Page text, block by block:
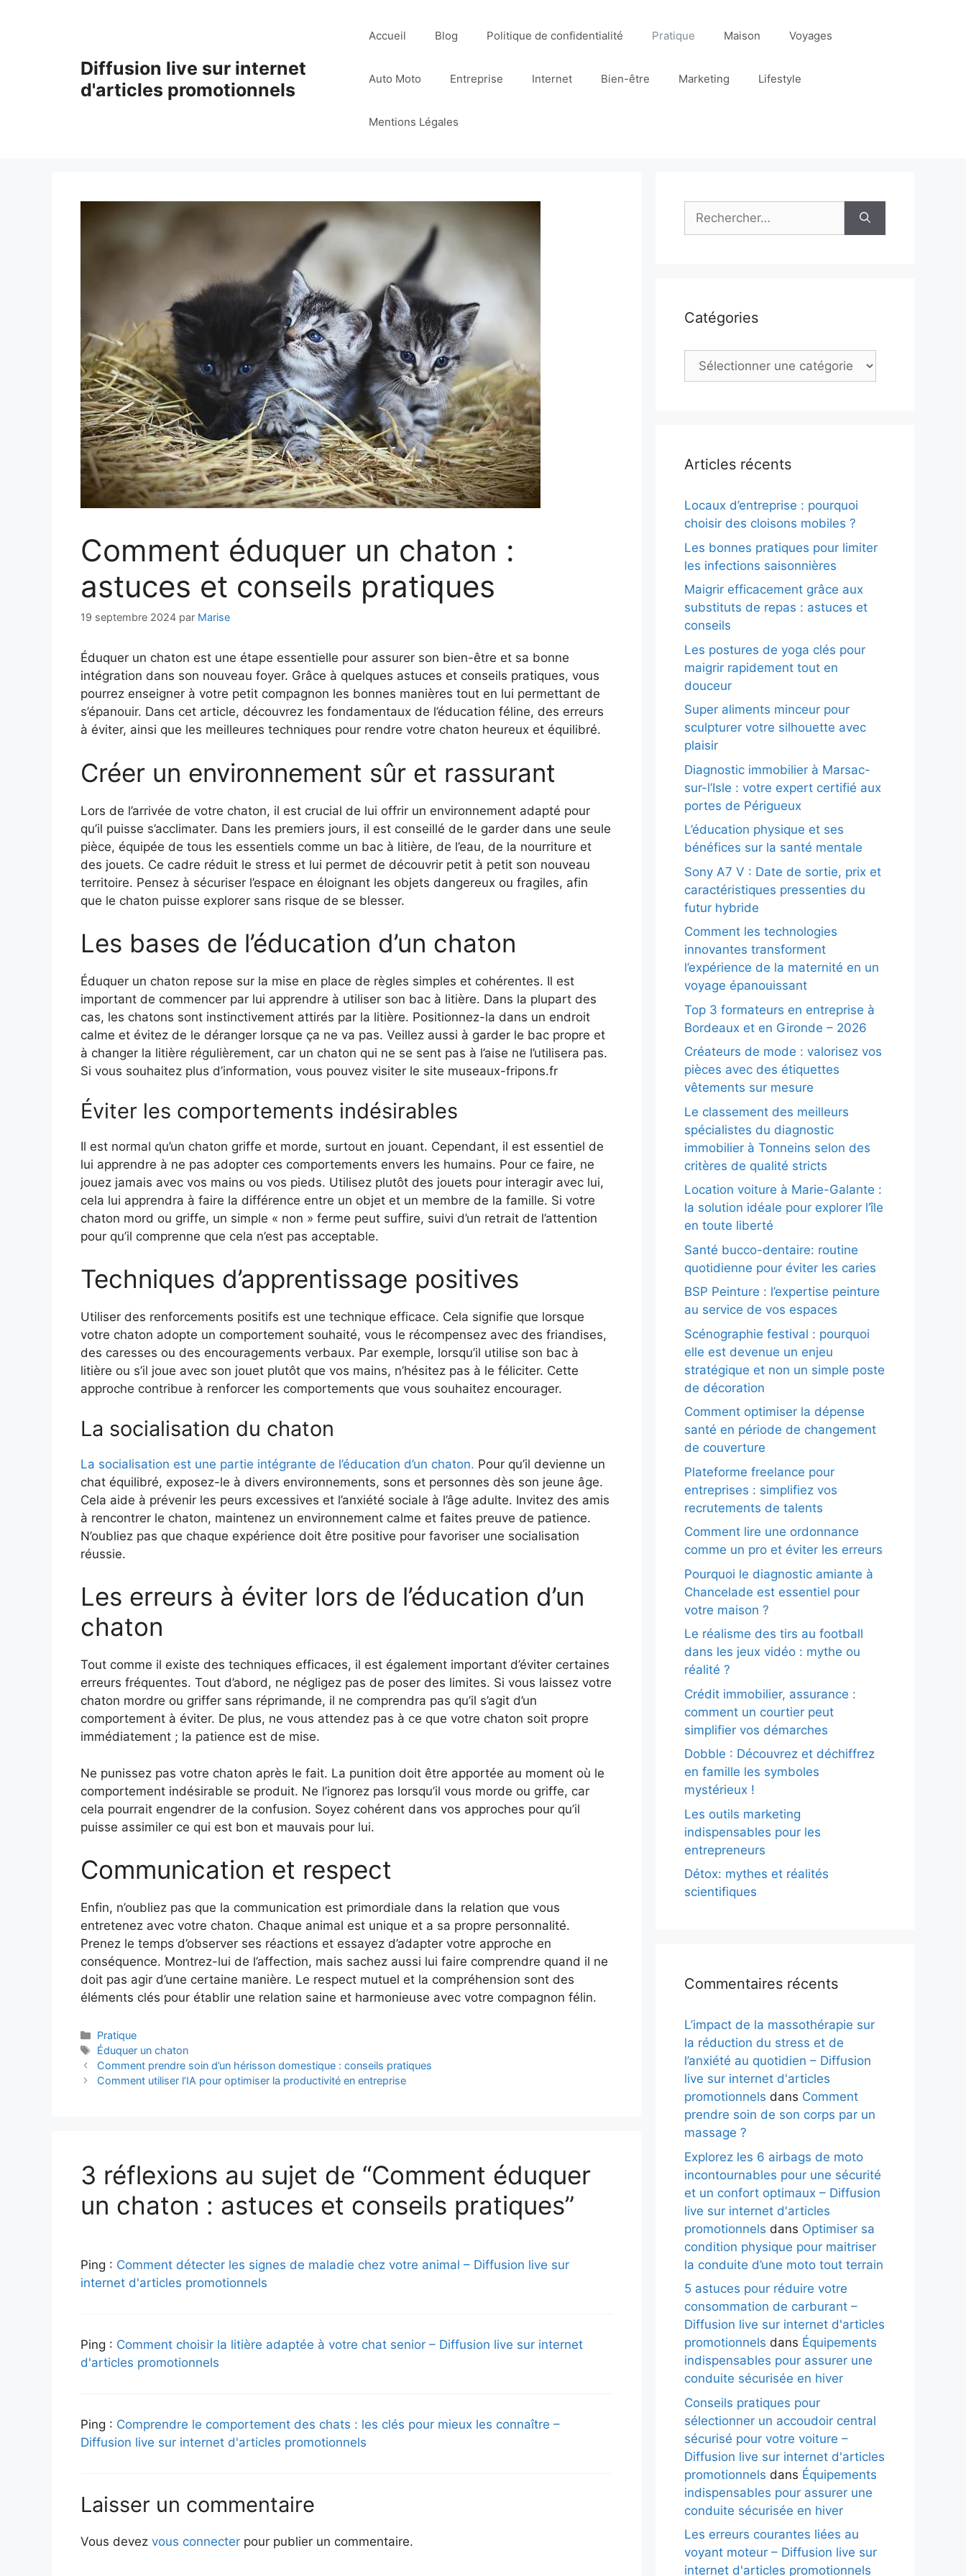
Diffusion live sur internet
d'articles promotionnels
Accueil Blog Politique de confidentialité Pratique Maison Voyages
Auto Moto Entreprise Internet Bien-être Marketing Lifestyle
Mentions Légales
Comment éduquer un chaton :
astuces et conseils pratiques
19 septembre 2024 par Marise
Éduquer un chaton est une étape essentielle pour assurer son bien-être et sa bonne
intégration dans son nouveau foyer. Grâce à quelques astuces et conseils pratiques, vous
pourrez enseigner à votre petit compagnon les bonnes manières tout en lui permettant de
s’épanouir. Dans cet article, découvrez les fondamentaux de l’éducation féline, des erreurs
à éviter, ainsi que les meilleures techniques pour rendre votre chaton heureux et équilibré.
Créer un environnement sûr et rassurant
Lors de l’arrivée de votre chaton, il est crucial de lui offrir un environnement adapté pour
qu’il puisse s’acclimater. Dans les premiers jours, il est conseillé de le garder dans une seule
pièce, équipée de tous les essentiels comme un bac à litière, de l’eau, de la nourriture et
des jouets. Ce cadre réduit le stress et lui permet de découvrir petit à petit son nouveau
territoire. Pensez à sécuriser l’espace en éloignant les objets dangereux ou fragiles, afin
que le chaton puisse explorer sans risque de se blesser.
Les bases de l’éducation d’un chaton
Éduquer un chaton repose sur la mise en place de règles simples et cohérentes. Il est
important de commencer par lui apprendre à utiliser son bac à litière. Dans la plupart des
cas, les chatons sont instinctivement attirés par la litière. Positionnez-la dans un endroit
calme et évitez de le déranger lorsque ça ne va pas. Veillez aussi à garder le bac propre et
à changer la litière régulièrement, car un chaton qui ne se sent pas à l’aise ne l’utilisera pas.
Si vous souhaitez plus d’information, vous pouvez visiter le site museaux-fripons.fr
Éviter les comportements indésirables
Il est normal qu’un chaton griffe et morde, surtout en jouant. Cependant, il est essentiel de
lui apprendre à ne pas adopter ces comportements envers les humains. Pour ce faire, ne
jouez jamais avec vos mains ou vos pieds. Utilisez plutôt des jouets pour interagir avec lui,
cela lui apprendra à faire la différence entre un objet et un membre de la famille. Si votre
chaton mord ou griffe, un simple « non » ferme peut suffire, suivi d’un retrait de l’attention
pour qu’il comprenne que cela n’est pas acceptable.
Techniques d’apprentissage positives
Utiliser des renforcements positifs est une technique efficace. Cela signifie que lorsque
votre chaton adopte un comportement souhaité, vous le récompensez avec des friandises,
des caresses ou des encouragements verbaux. Par exemple, lorsqu’il utilise son bac à
litière ou s’il joue avec son jouet plutôt que vos mains, n’hésitez pas à le féliciter. Cette
approche contribue à renforcer les comportements que vous souhaitez encourager.
La socialisation du chaton
La socialisation est une partie intégrante de l’éducation d’un chaton. Pour qu’il devienne un
chat équilibré, exposez-le à divers environnements, sons et personnes dès son jeune âge.
Cela aide à prévenir les peurs excessives et l’anxiété sociale à l’âge adulte. Invitez des amis
à rencontrer le chaton, maintenez un environnement calme et faites preuve de patience.
N’oubliez pas que chaque expérience doit être positive pour favoriser une socialisation
réussie.
Les erreurs à éviter lors de l’éducation d’un
chaton
Tout comme il existe des techniques efficaces, il est également important d’éviter certaines
erreurs fréquentes. Tout d’abord, ne négligez pas de poser des limites. Si vous laissez votre
chaton mordre ou griffer sans réprimande, il ne comprendra pas qu’il s’agit d’un
comportement à éviter. De plus, ne vous attendez pas à ce que votre chaton soit propre
immédiatement ; la patience est de mise.
Ne punissez pas votre chaton après le fait. La punition doit être apportée au moment où le
comportement indésirable se produit. Ne l’ignorez pas lorsqu’il vous morde ou griffe, car
cela pourrait engendrer de la confusion. Soyez cohérent dans vos approches pour qu’il
puisse assimiler ce qui est bon et mauvais pour lui.
Communication et respect
Enfin, n’oubliez pas que la communication est primordiale dans la relation que vous
entretenez avec votre chaton. Chaque animal est unique et a sa propre personnalité.
Prenez le temps d’observer ses réactions et essayez d’adapter votre approche en
conséquence. Montrez-lui de l’affection, mais sachez aussi lui faire comprendre quand il ne
doit pas agir d’une certaine manière. Le respect mutuel et la compréhension sont des
éléments clés pour établir une relation saine et harmonieuse avec votre compagnon félin.
Catégories
Pratique
Étiquettes
Éduquer un chaton
Comment prendre soin d’un hérisson domestique : conseils pratiques
Comment utiliser l’IA pour optimiser la productivité en entreprise
3 réflexions au sujet de “Comment éduquer
un chaton : astuces et conseils pratiques”
Ping : Comment détecter les signes de maladie chez votre animal – Diffusion live sur
internet d'articles promotionnels
Ping : Comment choisir la litière adaptée à votre chat senior – Diffusion live sur internet
d'articles promotionnels
Ping : Comprendre le comportement des chats : les clés pour mieux les connaître –
Diffusion live sur internet d'articles promotionnels
Laisser un commentaire
Vous devez vous connecter pour publier un commentaire.
Rechercher :
Catégories
Catégories
Articles récents
Locaux d’entreprise : pourquoi
choisir des cloisons mobiles ?
Les bonnes pratiques pour limiter
les infections saisonnières
Maigrir efficacement grâce aux
substituts de repas : astuces et
conseils
Les postures de yoga clés pour
maigrir rapidement tout en
douceur
Super aliments minceur pour
sculpturer votre silhouette avec
plaisir
Diagnostic immobilier à Marsac-
sur-l’Isle : votre expert certifié aux
portes de Périgueux
L’éducation physique et ses
bénéfices sur la santé mentale
Sony A7 V : Date de sortie, prix et
caractéristiques pressenties du
futur hybride
Comment les technologies
innovantes transforment
l’expérience de la maternité en un
voyage épanouissant
Top 3 formateurs en entreprise à
Bordeaux et en Gironde – 2026
Créateurs de mode : valorisez vos
pièces avec des étiquettes
vêtements sur mesure
Le classement des meilleurs
spécialistes du diagnostic
immobilier à Tonneins selon des
critères de qualité stricts
Location voiture à Marie-Galante :
la solution idéale pour explorer l’île
en toute liberté
Santé bucco-dentaire: routine
quotidienne pour éviter les caries
BSP Peinture : l’expertise peinture
au service de vos espaces
Scénographie festival : pourquoi
elle est devenue un enjeu
stratégique et non un simple poste
de décoration
Comment optimiser la dépense
santé en période de changement
de couverture
Plateforme freelance pour
entreprises : simplifiez vos
recrutements de talents
Comment lire une ordonnance
comme un pro et éviter les erreurs
Pourquoi le diagnostic amiante à
Chancelade est essentiel pour
votre maison ?
Le réalisme des tirs au football
dans les jeux vidéo : mythe ou
réalité ?
Crédit immobilier, assurance :
comment un courtier peut
simplifier vos démarches
Dobble : Découvrez et déchiffrez
en famille les symboles
mystérieux !
Les outils marketing
indispensables pour les
entrepreneurs
Détox: mythes et réalités
scientifiques
Commentaires récents
L’impact de la massothérapie sur
la réduction du stress et de
l’anxiété au quotidien – Diffusion
live sur internet d'articles
promotionnels dans Comment
prendre soin de son corps par un
massage ?
Explorez les 6 airbags de moto
incontournables pour une sécurité
et un confort optimaux – Diffusion
live sur internet d'articles
promotionnels dans Optimiser sa
condition physique pour maitriser
la conduite d’une moto tout terrain
5 astuces pour réduire votre
consommation de carburant –
Diffusion live sur internet d'articles
promotionnels dans Équipements
indispensables pour assurer une
conduite sécurisée en hiver
Conseils pratiques pour
sélectionner un accoudoir central
sécurisé pour votre voiture –
Diffusion live sur internet d'articles
promotionnels dans Équipements
indispensables pour assurer une
conduite sécurisée en hiver
Les erreurs courantes liées au
voyant moteur – Diffusion live sur
internet d'articles promotionnels